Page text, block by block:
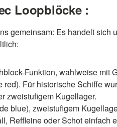
Loopblöcke :
gemeinsam: Es handelt
Funktion, wahlweise mit
Für historische Schiffe
zweistufigem Kugellager.
blue), zweistufigem
Reffleine oder Schot